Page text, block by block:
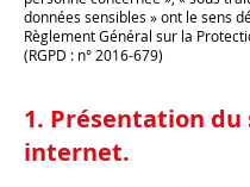
données sensibles » ont le sens
Règlement Général sur la
(RGPD : n° 2016-679)
1. Présentation du
internet.